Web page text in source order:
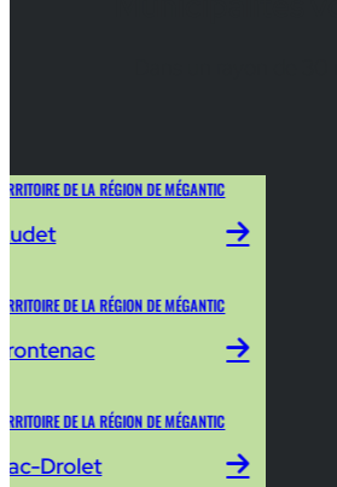
DE LA RÉGION DE MÉGANTIC
DE LA RÉGION DE MÉGANTIC
DE LA RÉGION DE MÉGANTIC
Drolet